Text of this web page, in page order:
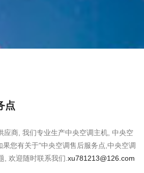
点
应商, 我们专业生产中央空调主机, 中央空
您有关于"中央空调售后服务点,中央空调
, 欢迎随时联系我们. xu781213@126.com